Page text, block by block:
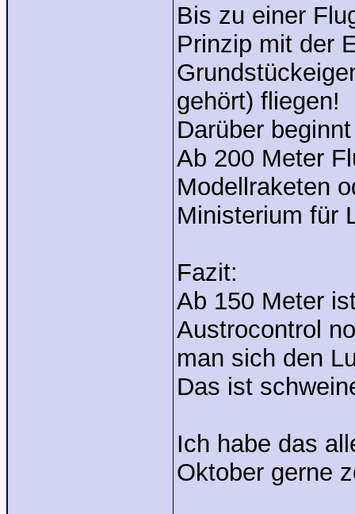
Bis zu einer
Prinzip mit der
gehört) fliegen!
Darüber
Ab 200 Meter
Modellraketen
Ministerium für
Fazit:
Ab 150 Meter
Austrocontrol
man sich den
Das ist
Ich habe das
Oktober gerne